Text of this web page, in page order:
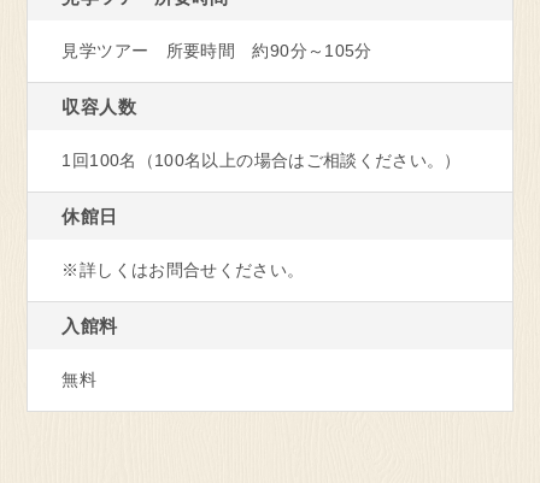
静岡県 藤枝市
明治なるほどファクトリー
見学ツアー 所要時間 約90分～105分
収容人数
1回100名（100名以上の場合はご相談ください。）
休館日
※詳しくはお問合せください。
入館料
無料